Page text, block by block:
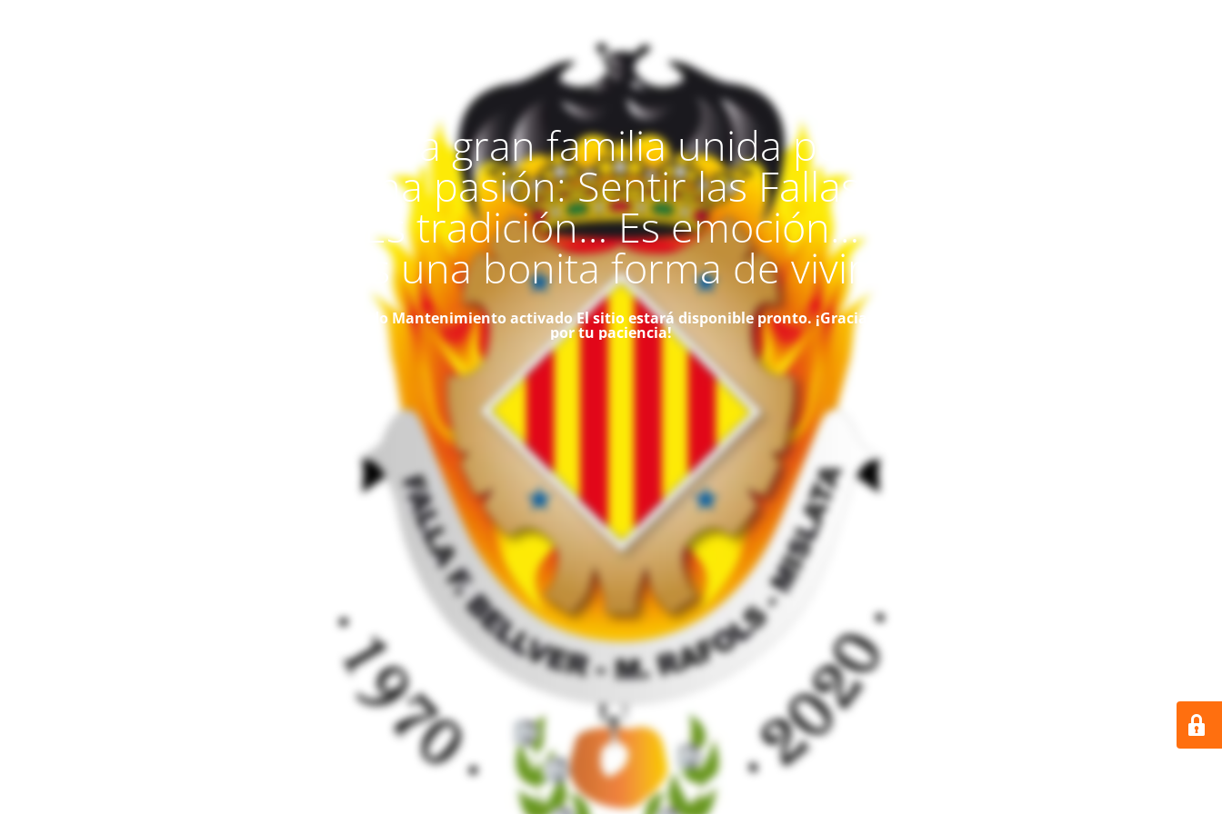
Una gran familia unida por
una pasión: Sentir las Fallas.
Es tradición… Es emoción…
Es una bonita forma de vivir.
Modo Mantenimiento activadoEl sitio estará disponible pronto.¡Gracias
por tu paciencia!